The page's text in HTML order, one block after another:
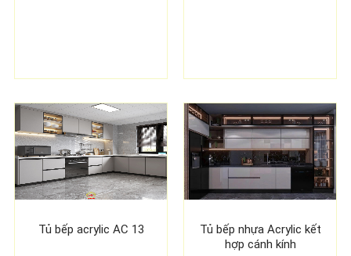
Tủ bếp acrylic AC 13
Tủ bếp nhựa Acrylic kết
hợp cánh kính